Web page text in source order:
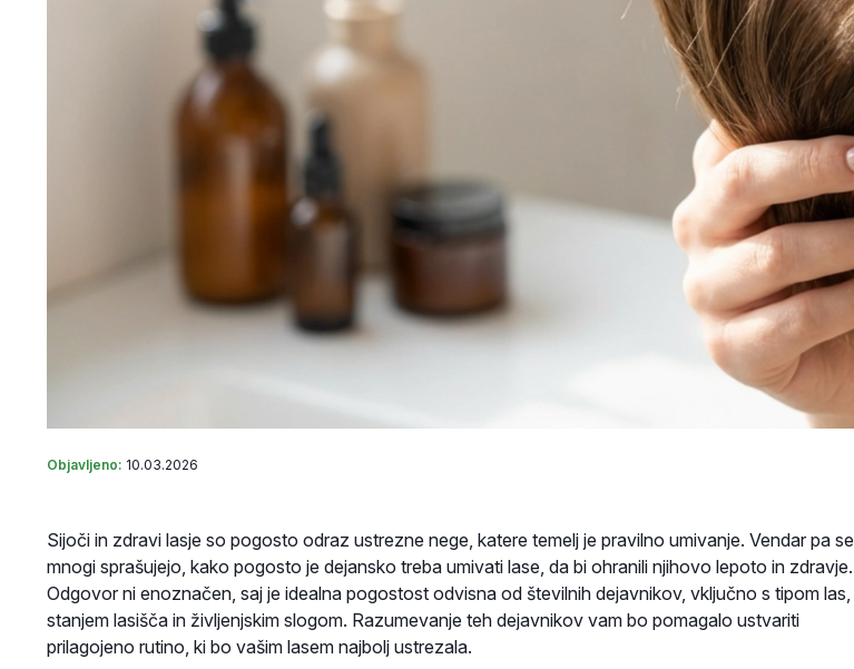
Objavljeno: 10.03.2026
Sijoči in zdravi lasje so pogosto odraz ustrezne nege, katere temelj je pravilno umivanje. Vendar pa se
mnogi sprašujejo, kako pogosto je dejansko treba umivati lase, da bi ohranili njihovo lepoto in zdravje.
Odgovor ni enoznačen, saj je idealna pogostost odvisna od številnih dejavnikov, vključno s tipom las,
stanjem lasišča in življenjskim slogom. Razumevanje teh dejavnikov vam bo pomagalo ustvariti
prilagojeno rutino, ki bo vašim lasem najbolj ustrezala.